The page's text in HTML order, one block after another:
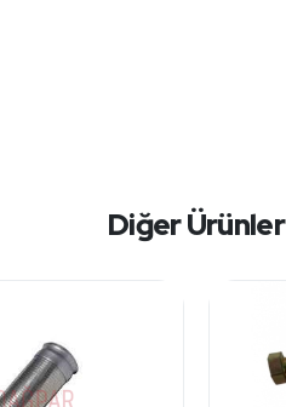
Diğer Ürünler